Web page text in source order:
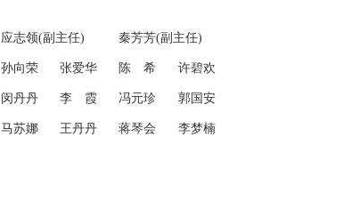
应志领(副主任) 秦芳芳(副主任)
孙向荣 张爱华 陈 希 许碧欢
闵丹丹 李 霞 冯元珍 郭国安
马苏娜 王丹丹 蒋琴会 李梦楠